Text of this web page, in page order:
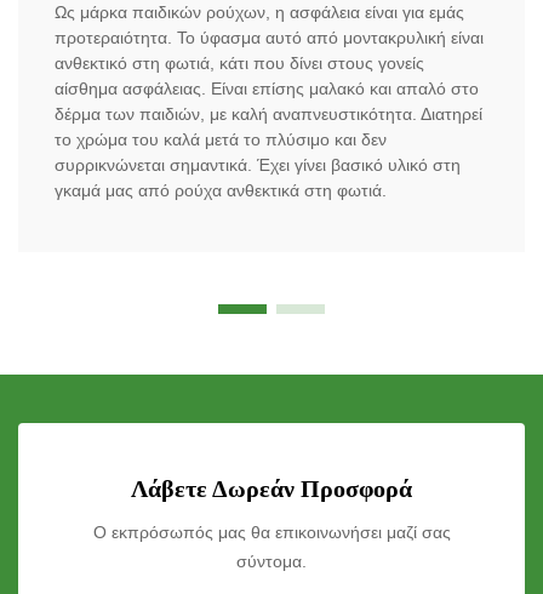
Ως μάρκα παιδικών ρούχων, η ασφάλεια είναι για εμάς
προτεραιότητα. Το ύφασμα αυτό από μοντακρυλική είναι
ανθεκτικό στη φωτιά, κάτι που δίνει στους γονείς
αίσθημα ασφάλειας. Είναι επίσης μαλακό και απαλό στο
δέρμα των παιδιών, με καλή αναπνευστικότητα. Διατηρεί
το χρώμα του καλά μετά το πλύσιμο και δεν
συρρικνώνεται σημαντικά. Έχει γίνει βασικό υλικό στη
γκαμά μας από ρούχα ανθεκτικά στη φωτιά.
Λάβετε Δωρεάν Προσφορά
Ο εκπρόσωπός μας θα επικοινωνήσει μαζί σας
σύντομα.